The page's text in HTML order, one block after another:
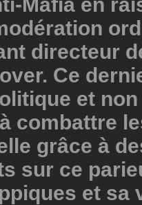
directeur
Ce
et
combattre
grâce à
sur ce
et sa